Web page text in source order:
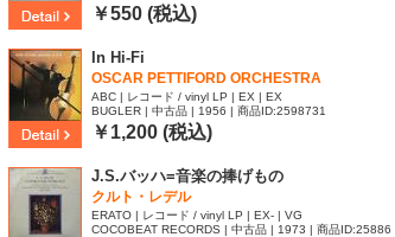
￥550 (税込)
In Hi-Fi
OSCAR PETTIFORD ORCHESTRA
ABC | レコード / vinyl LP | EX | EX
BUGLER | 中古品 | 1956 | 商品ID:2598731
￥1,200 (税込)
J.S.バッハ=音楽の捧げもの
クルト・レデル
ERATO | レコード / vinyl LP | EX- | VG
COCOBEAT RECORDS | 中古品 | 1973 | 商品ID:25886